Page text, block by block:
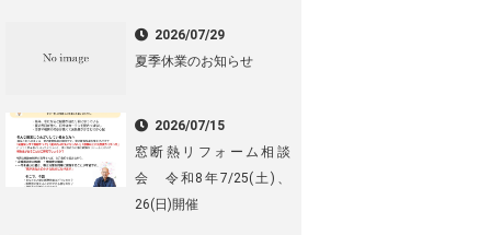
2026/07/29
夏季休業のお知らせ
2026/07/15
窓断熱リフォーム相談
会 令和8年7/25(土)、
26(日)開催